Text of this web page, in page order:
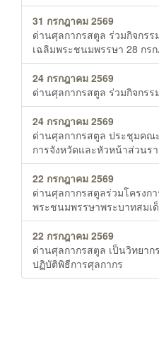
31 กรกฎาคม 2569
ด่านศุลกากรสตูล ร่วมกิจกรร
เฉลิมพระชนมพรรษา 28 กร
24 กรกฎาคม 2569
ด่านศุลกากรสตูล ร่วมกิจกร
24 กรกฎาคม 2569
ด่านศุลกากรสตูล ประชุมคณ
การจังหวัดและหัวหน้าส่วนร
22 กรกฎาคม 2569
ด่านศุลกากรสตูลร่วมโครงก
พระชนมพรรษาพระบาทสมเ
22 กรกฎาคม 2569
ด่านศุลกากรสตูล เป็นวิทยาก
ปฏิบัติพิธีการศุลกากร